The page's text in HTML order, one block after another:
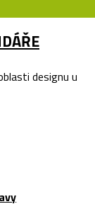
designu u